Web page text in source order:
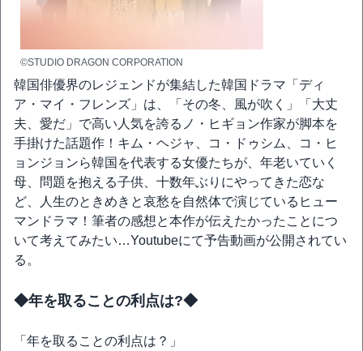
©STUDIO DRAGON CORPORATION
韓国俳優界のレジェンドが集結した韓国ドラマ「ディ
ア・マイ・フレンズ」は、「その冬、風が吹く」「大丈
夫、愛だ」で高い人気を誇るノ・ヒギョン作家が脚本を
手掛けた話題作！キム・ヘジャ、コ・ドゥシム、コ・ヒ
ョンジョンら韓国を代表する女優たちが、年老いていく
母、問題を抱える子供、十数年ぶりにやってきた恋な
ど、人生のときめきと哀愁を自然体で演じているヒュー
マンドラマ！筆者の感想と本作が伝えたかったことにつ
いて考えてみたい…Youtubeにて予告動画が公開されてい
る。
◆年を取ることの利点は?◆
「年を取ることの利点は？」